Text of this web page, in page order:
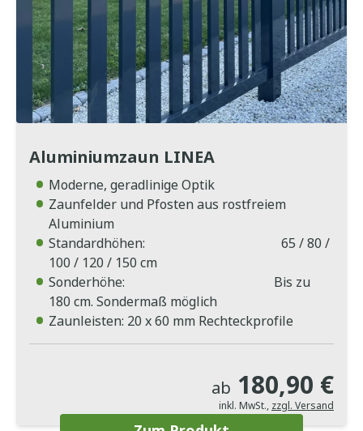
Aluminiumzaun LINEA
Moderne, geradlinige Optik
Zaunfelder und Pfosten aus rostfreiem
Aluminium
Standardhöhen: 65 / 80 /
100 / 120 / 150 cm
Sonderhöhe: Bis zu
180 cm. Sondermaß möglich
Zaunleisten: 20 x 60 mm Rechteckprofile
ab 180,90 €
inkl. MwSt., zzgl. Versand